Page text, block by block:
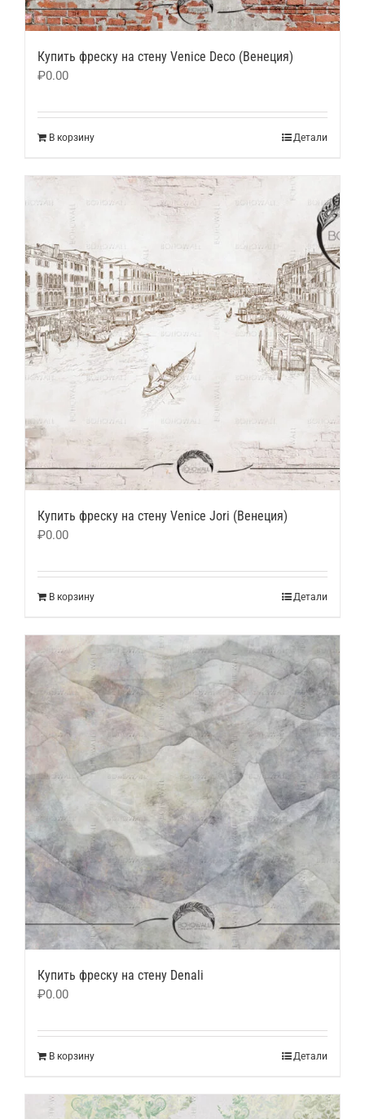
Купить фреску на стену Venice Deco (Венеция)
₽0.00
В корзину Детали
Купить фреску на стену Venice Jori (Венеция)
₽0.00
В корзину Детали
Купить фреску на стену Denali
₽0.00
В корзину Детали